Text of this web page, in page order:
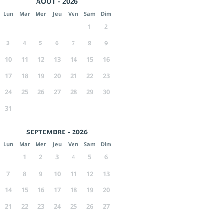
Lun Mar Mer Jeu Ven Sam Dim
1
2
3
4 5 6 7 8
9
10
11 12 13 14 15
16
17
18 19 20 21 22
23
24
25 26 27 28 29
30
31
SEPTEMBRE - 2026
Lun Mar Mer Jeu Ven Sam Dim
1 2 3 4 5
6
7
8 9 10 11 12
13
14
15 16 17 18 19
20
21
22 23 24 25 26
27